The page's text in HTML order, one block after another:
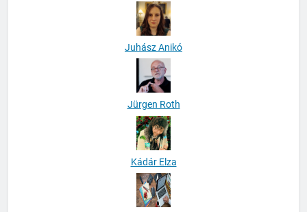
Juhász Anikó
Jürgen Roth
Kádár Elza